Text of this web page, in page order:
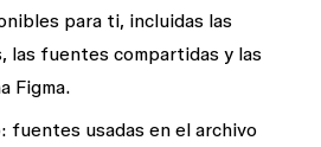
para ti, incluidas las
las fuentes compartidas y las
Figma.
fuentes usadas en el archivo